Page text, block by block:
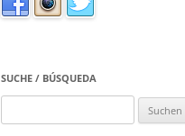
SUCHE / BÚSQUEDA
nach: